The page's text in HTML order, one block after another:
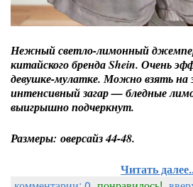
Нежный светло-лимонный
китайского бренда Shein. Очень
девушке-мулатке. Можно взять на
интенсивный загар — бледные
выигрышно подчеркнут.
Размеры: оверсайз 44-48.
Читать